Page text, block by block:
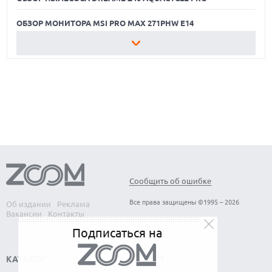
ОБЗОР МОНИТОРА MSI PRO MAX 271PHW E14
КАК БЕЗОПАСНО КУПИТЬ Б/У СМАРТФОН
Об издании
Реклама
Вакансии
Контакты
Сообщить об ошибке
Все права защищены ©1995 – 2026
КАТАЛОГ СОФТ
Подписаться на